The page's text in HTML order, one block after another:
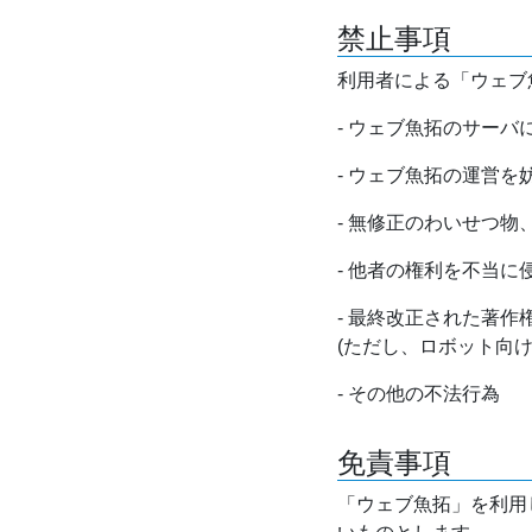
禁止事項
利用者による「ウェ
- ウェブ魚拓のサーバ
- ウェブ魚拓の運営を
- 無修正のわいせつ物
- 他者の権利を不当に
- 最終改正された著作
(ただし、ロボット向
- その他の不法行為
免責事項
「ウェブ魚拓」を利